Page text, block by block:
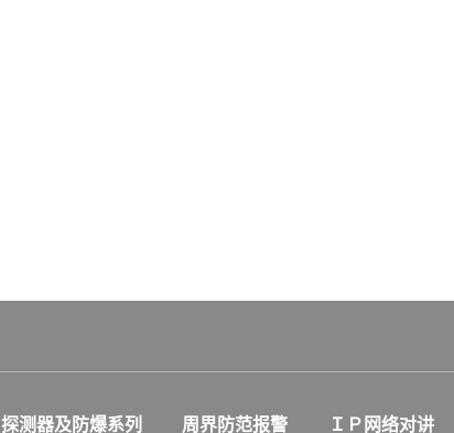
探测器及防爆系列 周界防范报警 ＩＰ网络对讲